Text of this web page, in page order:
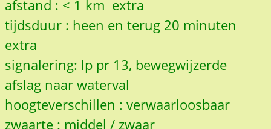
afstand : < 1 km extra
tijdsduur : heen en terug 20 minuten
extra
signalering: lp pr 13, bewegwijzerde
afslag naar waterval
hoogteverschillen : verwaarloosbaar
zwaarte : middel / zwaar